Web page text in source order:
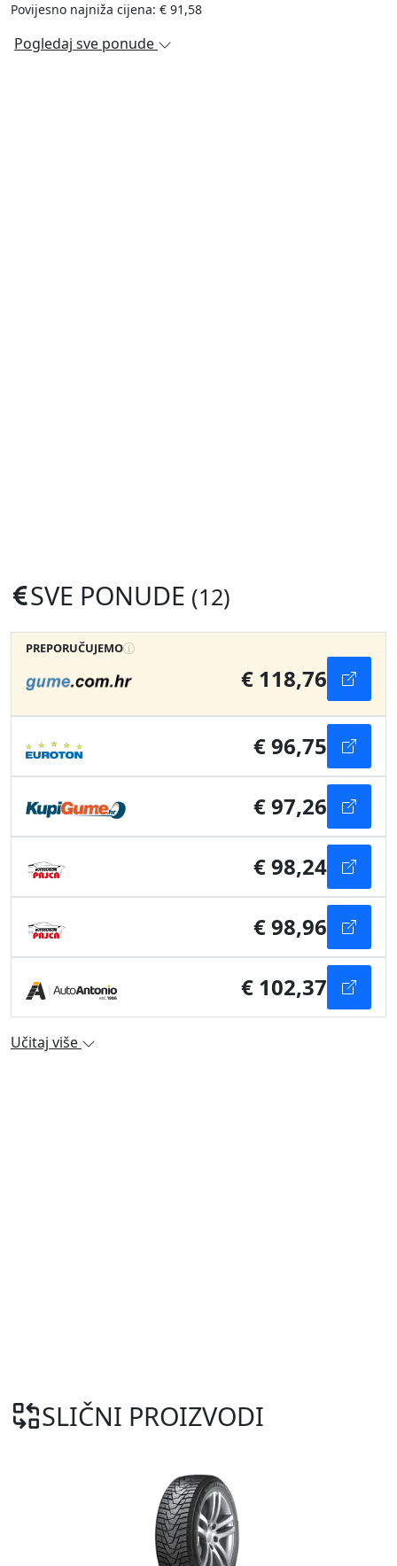
Povijesno najniža cijena: € 91,58
Pogledaj sve ponude
SVE PONUDE (12)
PREPORUČUJEMO
€ 118,76
€ 96,75
€ 97,26
€ 98,24
€ 98,96
€ 102,37
Učitaj više
SLIČNI PROIZVODI